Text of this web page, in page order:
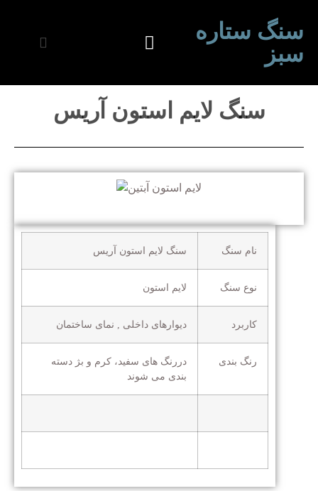
سنگ ستاره
سبز
سنگ لایم استون آریس
نام سنگ سنگ لایم استون آریس
نوع سنگ لایم استون
کاربرد دیوارهای داخلی , نمای ساختمان
رنگ بندی
دررنگ های سفید، کرم و بژ دسته
بندی می شوند